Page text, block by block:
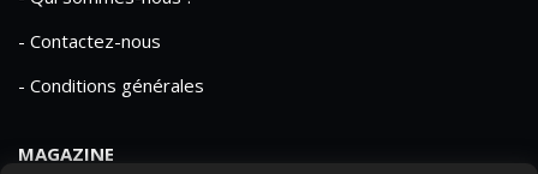
- Contactez-nous
- Conditions générales
MAGAZINE